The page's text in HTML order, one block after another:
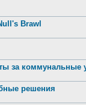
Brawl
за коммунальные
решения